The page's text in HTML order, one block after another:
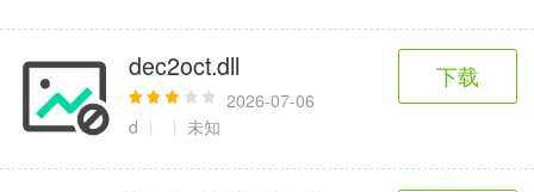
dec2oct.dll
2026-07-06
d
未知
下载